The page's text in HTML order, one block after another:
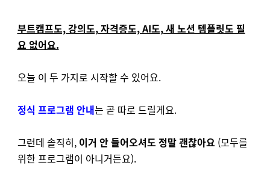
부트캠프도, 강의도, 자격증도, AI도, 새 노션 템플릿도 필
요 없어요.
오늘 이 두 가지로 시작할 수 있어요.
정식 프로그램 안내는 곧 따로 드릴게요.
그런데 솔직히, 이거 안 들어오셔도 정말 괜찮아요 (모두를
위한 프로그램이 아니거든요).